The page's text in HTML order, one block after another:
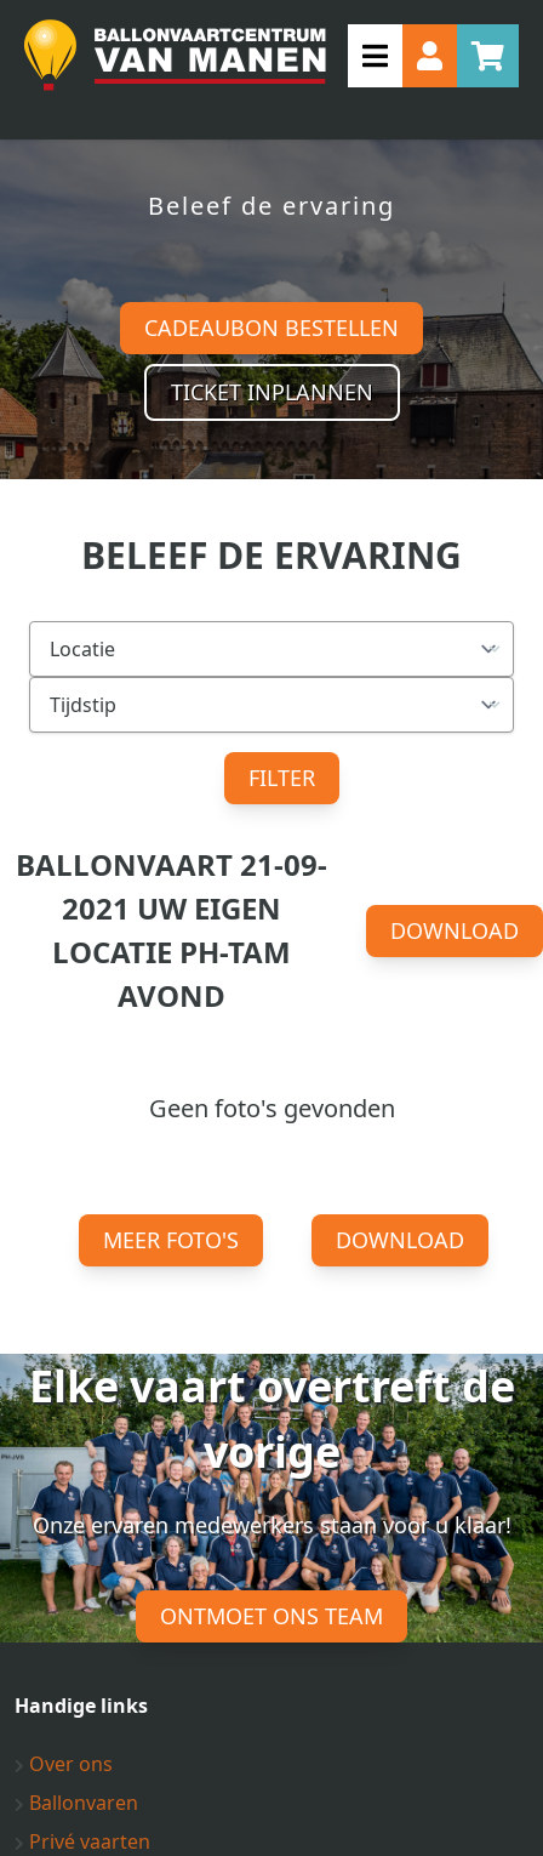
Beleef de ervaring
CADEAUBON BESTELLEN
TICKET INPLANNEN
BELEEF DE ERVARING
FILTER
BALLONVAART 21-09-
2021 UW EIGEN
LOCATIE PH-TAM
AVOND
DOWNLOAD
Geen foto's gevonden
MEER FOTO'S DOWNLOAD
Elke vaart overtreft de
vorige
Onze ervaren medewerkers staan voor u klaar!
ONTMOET ONS TEAM
Handige links
Over ons
Ballonvaren
Privé vaarten